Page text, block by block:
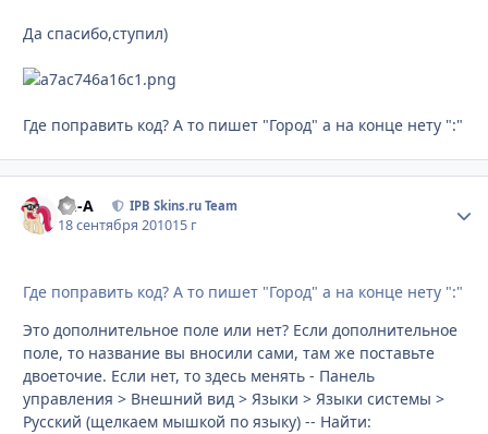
Да спасибо,ступил)
Где поправить код? А то пишет "Город" а на конце нету ":"
Ph-A IPB Skins.ru Team
18 сентября 201015 г
Где поправить код? А то пишет "Город" а на конце нету ":"
Это дополнительное поле или нет? Если дополнительное
поле, то название вы вносили сами, там же поставьте
двоеточие. Если нет, то здесь менять - Панель
управления > Внешний вид > Языки > Языки системы >
Русский (щелкаем мышкой по языку) -- Найти: